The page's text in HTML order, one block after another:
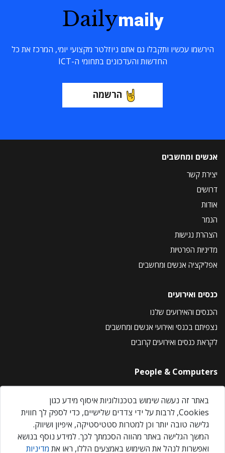
Dailymaily
הירשמו עכשיו ותקבלו גם אתם ניוזלטר מקצועי יומי, המרכז את כל
החדשות והעדכונים בתחומי ה-ICT
הרשמה
אנשים ומחשבים
יצירת קשר
דרושים
אודות
הנמר
הצהרת נגישות
מדיניות הפרטיות
אפליקציה אנשים ומחשבים
כנסים ואירועים
הכנסים והאירועים שלנו
נצפיתם בכנסי ואירועי אנשים ומחשבים
לקראת כנסים ואירועים קרובים
People & Computers
About Us
Privacy Policy
Contact Us
Our Events
באתר זה נעשה שימוש בטכנולוגיות איסוף מידע כגון
Cookies, לרבות על ידי צדדים שלישיים, כדי לספק לך חווית
גלישה טובה יותר וכן למטרות סטטיסטיקה, איפיון ושיווק.
המשך הגלישה באתר מהווה הסכמתך לכך. למידע נוסף בנושא
ואפשרות לנהל את השימוש באמצעים הללו, ראו את מדיניות